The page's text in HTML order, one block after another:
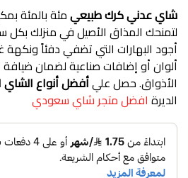
شاي عدني كرك طبيعيمئة بالمئة
لتمنحك المذاق الأصيل في منزلك
أجود البهارات التي تضفي دفئاً
ألوان أو إضافات صناعية لضمان
الأذواق. حصل عليأفضل أنواع الشاي
الديرة افضل متجر شاي سعودي